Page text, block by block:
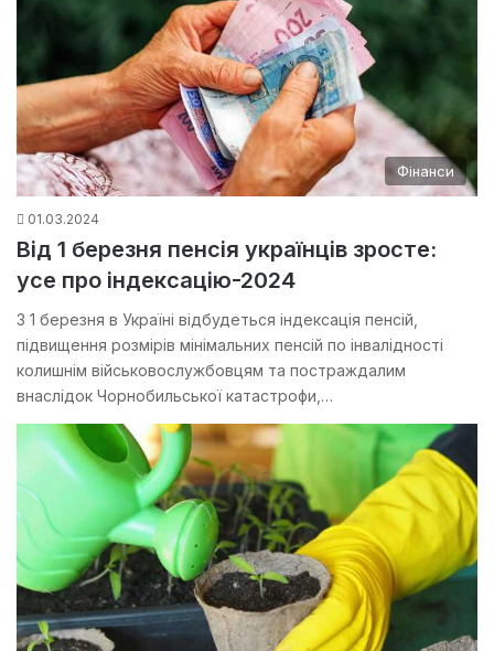
Фінанси
01.03.2024
Від 1 березня пенсія українців зросте:
усе про індексацію-2024
З 1 березня в Україні відбудеться індексація пенсій,
підвищення розмірів мінімальних пенсій по інвалідності
колишнім військовослужбовцям та постраждалим
внаслідок Чорнобильської катастрофи,…